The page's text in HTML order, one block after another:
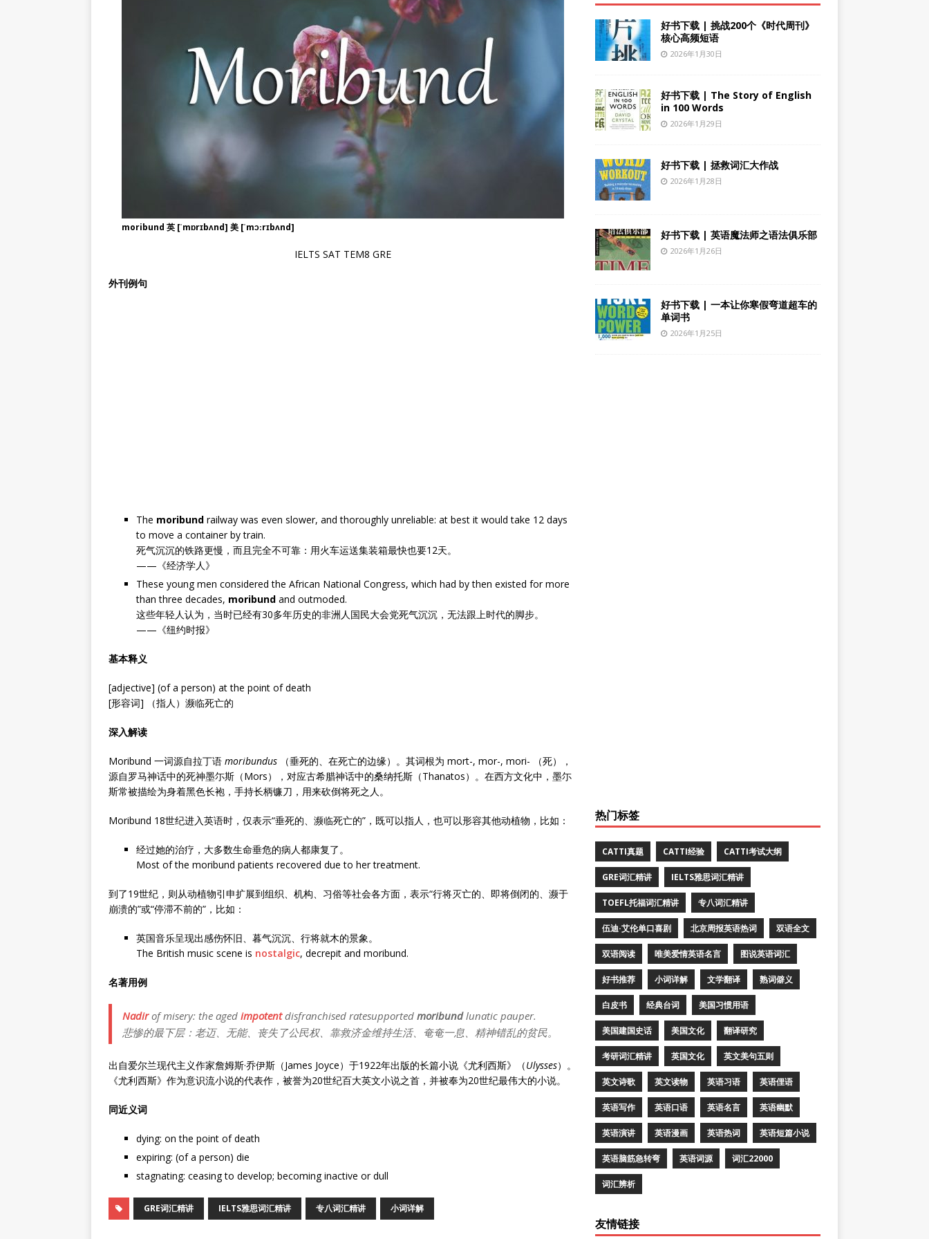
moribund 英 [ˈmɒrɪbʌnd] 美 [ˈmɔːrɪbʌnd]
IELTS SAT TEM8 GRE
外刊例句
The moribund railway was even slower, and thoroughly unreliable: at best it would take 12 days
to move a container by train.
死气沉沉的铁路更慢，而且完全不可靠：用火车运送集装箱最快也要12天。
——《经济学人》
These young men considered the African National Congress, which had by then existed for more
than three decades, moribund and outmoded.
这些年轻人认为，当时已经有30多年历史的非洲人国民大会党死气沉沉，无法跟上时代的脚步。
——《纽约时报》
基本释义
[adjective] (of a person) at the point of death
[形容词] （指人）濒临死亡的
深入解读
Moribund 一词源自拉丁语 moribundus （垂死的、在死亡的边缘）。其词根为 mort-, mor-, mori- （死），
源自罗马神话中的死神墨尓斯（Mors），对应古希腊神话中的桑纳托斯（Thanatos）。在西方文化中，墨尓
斯常被描绘为身着黑色长袍，手持长柄镰刀，用来砍倒将死之人。
Moribund 18世纪进入英语时，仅表示“垂死的、濒临死亡的”，既可以指人，也可以形容其他动植物，比如：
经过她的治疗，大多数生命垂危的病人都康复了。
Most of the moribund patients recovered due to her treatment.
到了19世纪，则从动植物引申扩展到组织、机构、习俗等社会各方面，表示“行将灭亡的、即将倒闭的、濒于
崩溃的”或“停滞不前的”，比如：
英国音乐呈现出感伤怀旧、暮气沉沉、行将就木的景象。
The British music scene is nostalgic, decrepit and moribund.
名著用例
Nadirof misery: the aged impotentdisfranchised ratesupported moribundlunatic pauper.
悲惨的最下层：老迈、无能、丧失了公民权、靠救济金维持生活、奄奄一息、精神错乱的贫民。
出自爱尔兰现代主义作家詹姆斯·乔伊斯（James Joyce）于1922年出版的长篇小说《尤利西斯》（Ulysses）。
《尤利西斯》作为意识流小说的代表作，被誉为20世纪百大英文小说之首，并被奉为20世纪最伟大的小说。
同近义词
dying: on the point of death
expiring: (of a person) die
stagnating: ceasing to develop; becoming inactive or dull
GRE词汇精讲 IELTS雅思词汇精讲 专八词汇精讲 小词详解
好书下载 | 挑战200个《时代周刊》
核心高频短语
2026年1月30日
好书下载 | The Story of English
in 100 Words
2026年1月29日
好书下载 | 拯救词汇大作战
2026年1月28日
好书下载 | 英语魔法师之语法俱乐部
2026年1月26日
好书下载 | 一本让你寒假弯道超车的
单词书
2026年1月25日
热门标签
CATTI真题 CATTI经验 CATTI考试大纲
GRE词汇精讲 IELTS雅思词汇精讲
TOEFL托福词汇精讲 专八词汇精讲
伍迪·艾伦单口喜剧 北京周报英语热词 双语全文
双语阅读 唯美爱情英语名言 图说英语词汇
好书推荐 小词详解 文学翻译 熟词僻义
白皮书 经典台词 美国习惯用语
美国建国史话 美国文化 翻译研究
考研词汇精讲 英国文化 英文美句五则
英文诗歌 英文读物 英语习语 英语俚语
英语写作 英语口语 英语名言 英语幽默
英语演讲 英语漫画 英语热词 英语短篇小说
英语脑筋急转弯 英语词源 词汇22000
词汇辨析
友情链接